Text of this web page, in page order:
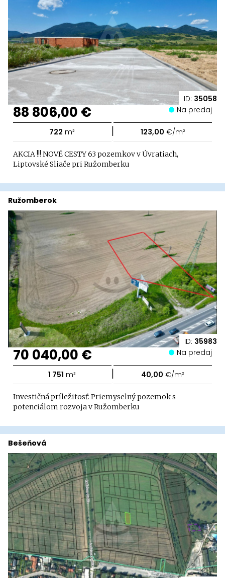
ID: 35058
88 806,00 € Na predaj
722 m² | 123,00 €/m²
AKCIA !!! NOVÉ CESTY 63 pozemkov v Úvratiach,
Liptovské Sliače pri Ružomberku
ID: 35983
Ružomberok
70 040,00 € Na predaj
1 751 m² | 40,00 €/m²
Investičná príležitosť: Priemyselný pozemok s
potenciálom rozvoja v Ružomberku
Bešeňová